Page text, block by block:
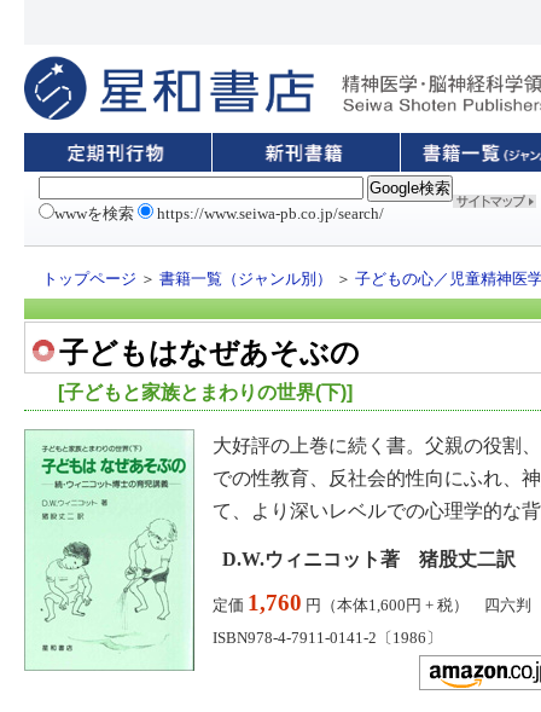
wwwを検索 https://www.seiwa-pb.co.jp/search/
トップページ ＞ 書籍一覧（ジャンル別） ＞ 子どもの心／児童精神医
子どもはなぜあそぶの
[子どもと家族とまわりの世界(下)]
大好評の上巻に続く書。父親の役割
での性教育、反社会的性向にふれ、
て、より深いレベルでの心理学的な
D.W.ウィニコット著 猪股丈二訳
定価 1,760 円（本体1,600円 + 税） 四六
ISBN978-4-7911-0141-2〔1986〕